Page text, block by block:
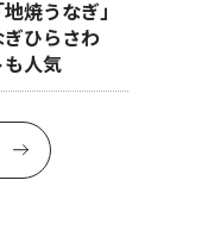
焼うなぎ」
ひらさわ
も人気